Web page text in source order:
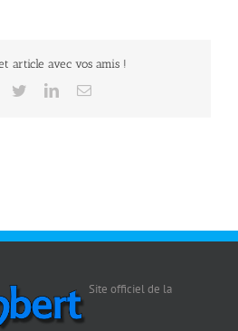
article avec vos amis !
Facebook
TwitterLinkedInEmail
Site officiel de la